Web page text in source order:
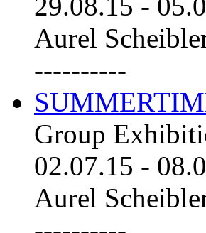
Aurel
----------
Group
02.07.15 -
Aurel